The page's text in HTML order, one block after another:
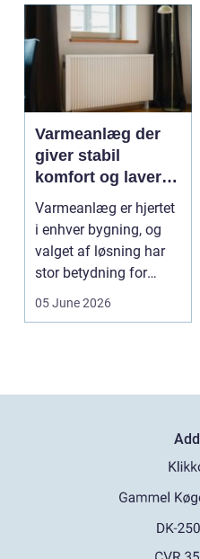
Varmeanlæg der
giver stabil
komfort og lavere
energiregning
Varmeanlæg er hjertet
i enhver bygning, og
valget af løsning har
stor betydning for
05 June 2026